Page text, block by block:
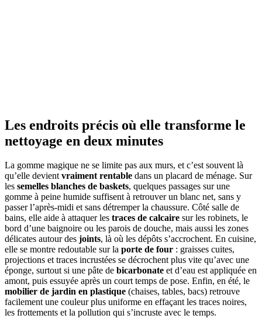
Les endroits précis où elle transforme le
nettoyage en deux minutes
La gomme magique ne se limite pas aux murs, et c’est souvent là
qu’elle devientvraiment rentable dans un placard de ménage. Sur
les semelles blanches de baskets, quelques passages sur une
gomme à peine humide suffisent à retrouver un blanc net, sans y
passer l’après-midi et sans détremper la chaussure. Côté salle de
bains, elle aide à attaquer les traces de calcaire sur les robinets, le
bord d’une baignoire ou les parois de douche, mais aussi les zones
délicates autour des joints, là où les dépôts s’accrochent. En cuisine,
elle se montre redoutable sur la porte de four : graisses cuites,
projections et traces incrustées se décrochent plus vite qu’avec une
éponge, surtout si une pâte de bicarbonate et d’eau est appliquée en
amont, puis essuyée après un court temps de pose. Enfin, en été, le
mobilier de jardin en plastique (chaises, tables, bacs) retrouve
facilement une couleur plus uniforme en effaçant les traces noires,
les frottements et la pollution qui s’incruste avec le temps.